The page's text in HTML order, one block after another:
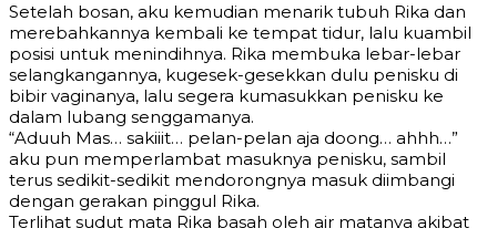
Setelah bosan, aku kemudian menarik tubuh Rika dan
merebahkannya kembali ke tempat tidur, lalu kuambil
posisi untuk menindihnya. Rika membuka lebar-lebar
selangkangannya, kugesek-gesekkan dulu penisku di
bibir vaginanya, lalu segera kumasukkan penisku ke
dalam lubang senggamanya.
“Aduuh Mas… sakiiit… pelan-pelan aja doong… ahhh…”
aku pun memperlambat masuknya penisku, sambil
terus sedikit-sedikit mendorongnya masuk diimbangi
dengan gerakan pinggul Rika.
Terlihat sudut mata Rika basah oleh air matanya akibat